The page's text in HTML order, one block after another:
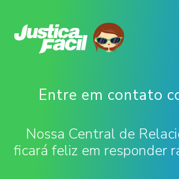
Entre em contato
Nossa Central de
ficará feliz em responder